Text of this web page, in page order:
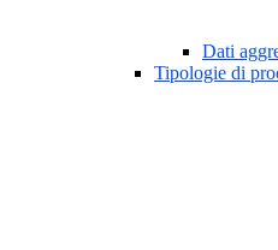
Dati
Tipologie di